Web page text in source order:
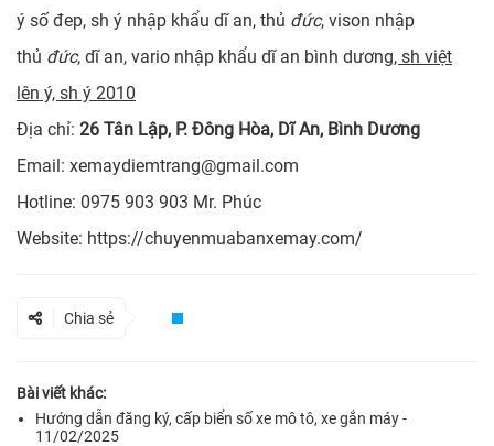
ý số đep, sh ý nhập khẩu dĩ an, thủ đức, vison nhập
thủ đức, dĩ an, vario nhập khẩu dĩ an bình dương, sh việt
lên ý, sh ý 2010
Địa chỉ: 26 Tân Lập, P. Đông Hòa, Dĩ An, Bình Dương
Email: xemaydiemtrang@gmail.com
Hotline: 0975 903 903 Mr. Phúc
Website: https://chuyenmuabanxemay.com/
Chia sẻ
Bài viết khác:
Hướng dẫn đăng ký, cấp biển số xe mô tô, xe gắn máy -
11/02/2025